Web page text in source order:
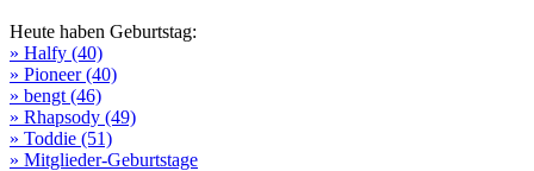
Heute haben Geburtstag:
» Halfy (40)
» Pioneer (40)
» bengt (46)
» Rhapsody (49)
» Toddie (51)
» Mitglieder-Geburtstage